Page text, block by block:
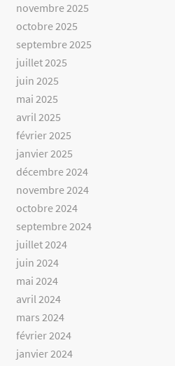
novembre 2025
octobre 2025
septembre 2025
juillet 2025
juin 2025
mai 2025
avril 2025
février 2025
janvier 2025
décembre 2024
novembre 2024
octobre 2024
septembre 2024
juillet 2024
juin 2024
mai 2024
avril 2024
mars 2024
février 2024
janvier 2024